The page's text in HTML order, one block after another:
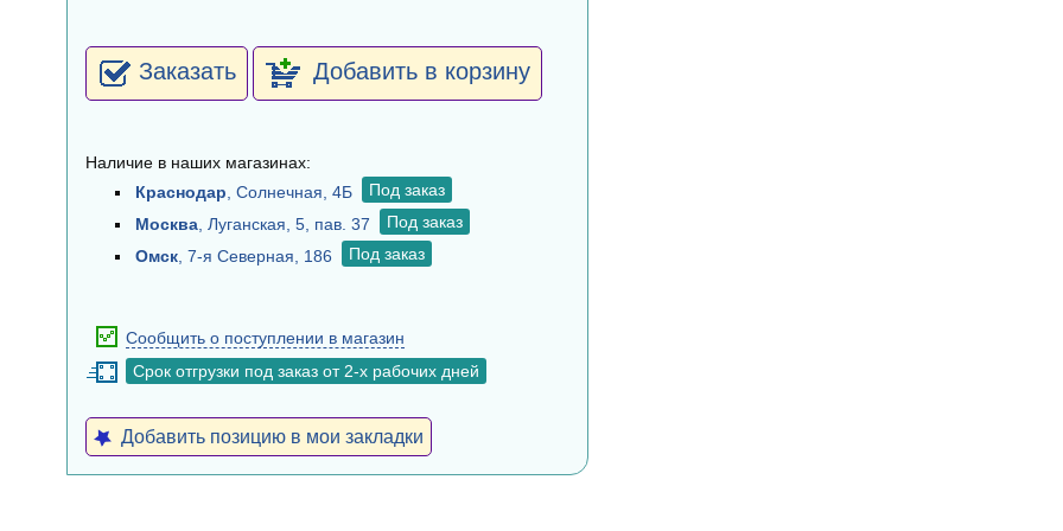
Заказать Добавить в корзину
Наличие в наших магазинах:
Краснодар , Солнечная, 4Б
Под заказ
Москва , Луганская, 5, пав. 37
Под заказ
Омск , 7-я Северная, 186 Под заказ
Сообщить о поступлении в магазин
Срок отгрузки под заказ от 2-х рабочих дней
Добавить позицию в мои закладки